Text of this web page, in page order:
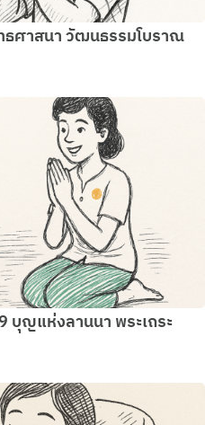
ศาสนา วัฒนธรรมโบราณ
บุญแห่งลานนา พระเถระ